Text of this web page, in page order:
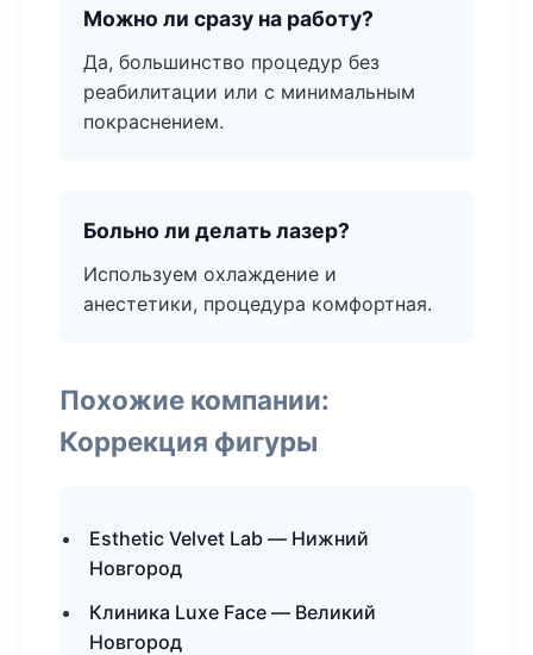
Можно ли сразу на работу?
Да, большинство процедур без
реабилитации или с минимальным
покраснением.
Больно ли делать лазер?
Используем охлаждение и
анестетики, процедура комфортная.
Похожие компании:
Коррекция фигуры
Esthetic Velvet Lab — Нижний
Новгород
Клиника Luxe Face — Великий
Новгород